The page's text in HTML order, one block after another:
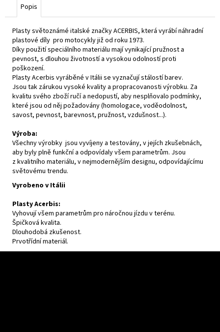
Popis
Plasty světoznámé italské značky ACERBIS, která vyrábí náhradní
plastové díly pro motocykly již od roku 1973.
Díky použití speciálního materiálu mají vynikající pružnost a
pevnost, s dlouhou životností a vysokou odolností proti
poškození.
Plasty Acerbis vyráběné v Itálii se vyznačují stálostí barev.
Jsou tak zárukou vysoké kvality a propracovanosti výrobku. Za
kvalitu svého zboží ručí a nedopustí, aby nesplňovalo podmínky,
které jsou od něj požadovány (homologace, voděodolnost,
savost, pevnost, barevnost, pružnost, vzdušnost...).
Výroba:
Všechny výrobky jsou vyvíjeny a testovány, v jejích zkušebnách,
aby byly plně funkční a odpovídaly všem parametrům. Jsou
z kvalitního materiálu, v nejmodernějším designu, odpovídajícímu
světovému trendu.
Vyrobeno v Itálii
Plasty Acerbis:
Vyhovují všem parametrům pro náročnou jízdu v terénu.
Špičková kvalita.
Dlouhodobá zkušenost.
Prvotřídní materiál.